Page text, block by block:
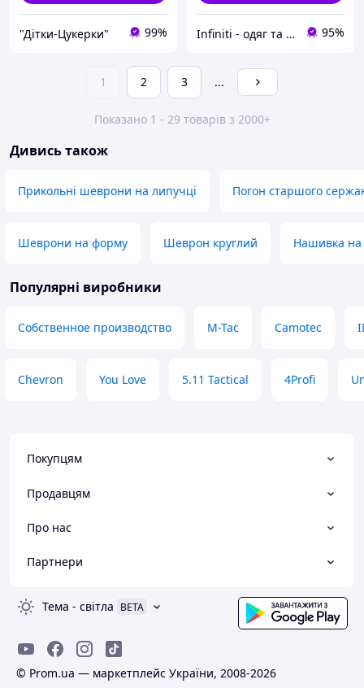
"Дітки-Цукерки" 99% Infiniti - одяг та аксесуари 95%
1 2 3 ...
Показано 1 - 29 товарів з 2000+
Дивись також
Прикольні шеврони на липучці Погон старшого
Шеврони на форму Шеврон круглий Нашивка
Популярні виробники
Собственное производство M-Tac Camotec
Chevron You Love 5.11 Tactical 4Profi
Покупцям
Продавцям
Про нас
Партнери
Тема - світла BETA
© Prom.ua — маркетплейс України, 2008-2026